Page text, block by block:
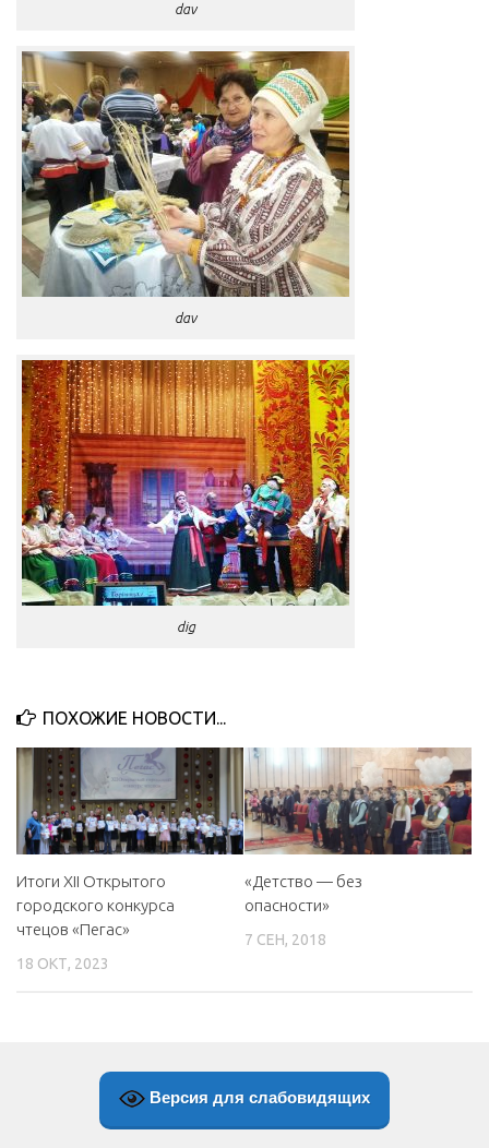
dav
dav
dig
ПОХОЖИЕ НОВОСТИ...
Итоги XII Открытого
городского конкурса
чтецов «Пегас»
18 ОКТ, 2023
«Детство — без
опасности»
7 СЕН, 2018
Версия для слабовидящих